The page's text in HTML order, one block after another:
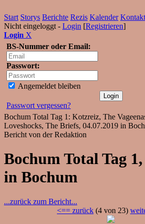
Start Storys Berichte Rezis Kalender Kontakt
Nicht eingeloggt - Login [Registrieren]
Login X
BS-Nummer oder Email:
Passwort:
Angemeldet bleiben
Passwort vergessen?
Bochum Total Tag 1: Kotzreiz, The
Loveshocks, The Briefs, 04.07.2019 in
Bericht von der Redaktion
Bochum Total Tag 1,
in Bochum
...zurück zum Bericht...
<== zurück (4 von 23)